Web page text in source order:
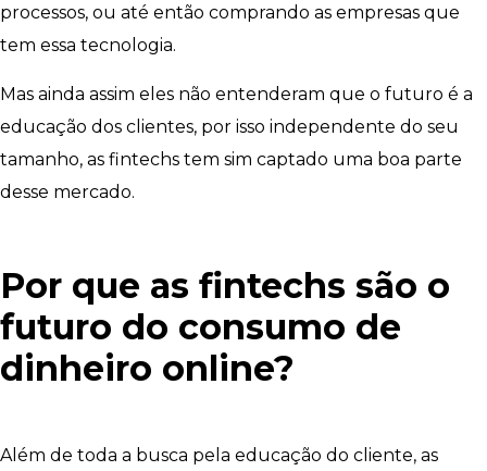
processos, ou até então comprando as empresas que
tem essa tecnologia.
Mas ainda assim eles não entenderam que o futuro é a
educação dos clientes, por isso independente do seu
tamanho, as fintechs tem sim captado uma boa parte
desse mercado.
Por que as fintechs são o
futuro do consumo de
dinheiro online?
Além de toda a busca pela educação do cliente, as